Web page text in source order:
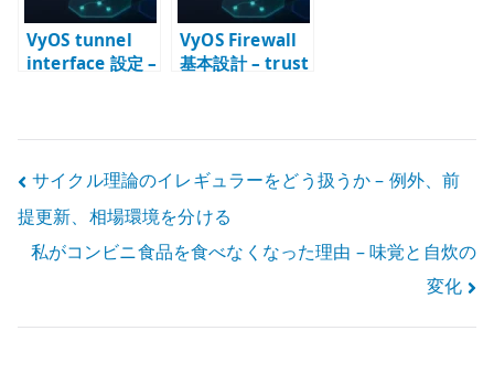
VyOS tunnel
interface 設定 –
VyOS Firewall
基本設計 – trust
投
稿
ナ
ビ
サイクル理論のイレギュラーをどう扱うか – 例外、前
提更新、相場環境を分ける
私がコンビニ食品を食べなくなった理由 – 味覚と自炊の
変化